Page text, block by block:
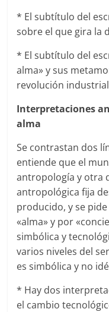
* El subtítulo del
sobre el que gira la
* El subtítulo del
alma» y sus
revolución
Interpretaciones
alma
Se contrastan dos
entiende que el
antropología y otra
antropológica fija
producido, y se
«alma» y por
simbólica y
varios niveles del
es simbólica y no
* Hay dos
el cambio